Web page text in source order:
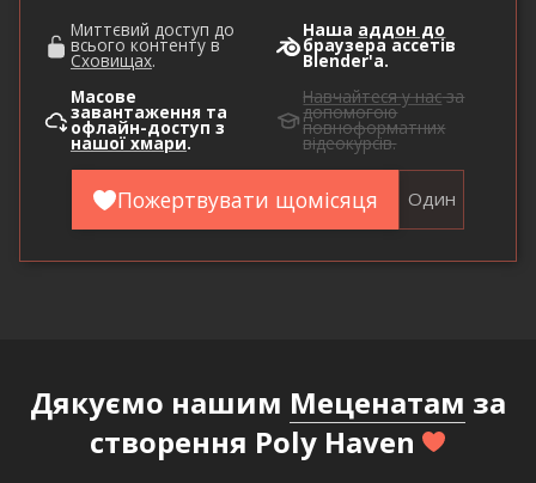
Миттєвий доступ до
всього контенту в
Сховищах.
Наша аддон до
браузера ассетів
Blender'а.
Масове
завантаження та
офлайн-доступ з
нашої хмари.
Навчайтеся у насза
допомогою
повноформатних
відеокурсів.
Пожертвувати щомісяця Один
Дякуємо нашим Меценатам за
створення Poly Haven